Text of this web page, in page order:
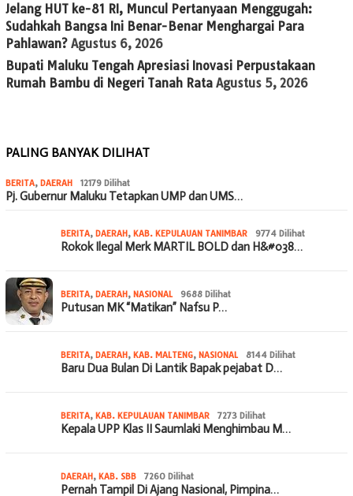
Jelang HUT ke-81 RI, Muncul Pertanyaan Menggugah:
Sudahkah Bangsa Ini Benar-Benar Menghargai Para
Pahlawan? Agustus 6, 2026
Bupati Maluku Tengah Apresiasi Inovasi Perpustakaan
Rumah Bambu di Negeri Tanah Rata Agustus 5, 2026
PALING BANYAK DILIHAT
BERITA, DAERAH 12179 Dilihat
Pj. Gubernur Maluku Tetapkan UMP dan UMS…
BERITA, DAERAH, KAB. KEPULAUAN TANIMBAR 9774 Dilihat
Rokok Ilegal Merk MARTIL BOLD dan H&#038…
BERITA, DAERAH, NASIONAL 9688 Dilihat
Putusan MK “Matikan” Nafsu P…
BERITA, DAERAH, KAB. MALTENG, NASIONAL 8144 Dilihat
Baru Dua Bulan Di Lantik Bapak pejabat D…
BERITA, KAB. KEPULAUAN TANIMBAR 7273 Dilihat
Kepala UPP Klas II Saumlaki Menghimbau M…
DAERAH, KAB. SBB 7260 Dilihat
Pernah Tampil Di Ajang Nasional, Pimpina…